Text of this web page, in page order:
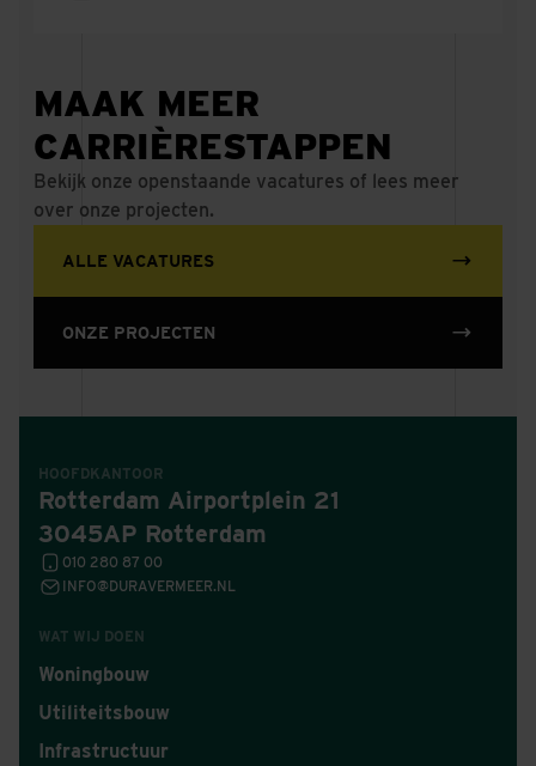
MAAK MEER
CARRIÈRESTAPPEN
Bekijk onze openstaande vacatures of lees meer
over onze projecten.
ALLE VACATURES
ONZE PROJECTEN
WAT WIJ DOEN
Woningbouw
Utiliteitsbouw
Infrastructuur
HOOFDKANTOOR
Rotterdam Airportplein 21
3045AP Rotterdam
010 280 87 00
INFO@DURAVERMEER.NL